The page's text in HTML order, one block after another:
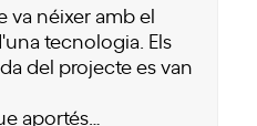
va néixer amb el
tecnologia. Els
del projecte es van
aportés…